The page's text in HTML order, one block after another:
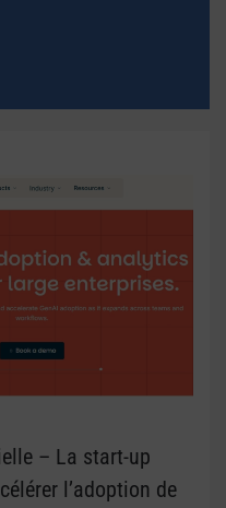
– La start-up
l’adoption de